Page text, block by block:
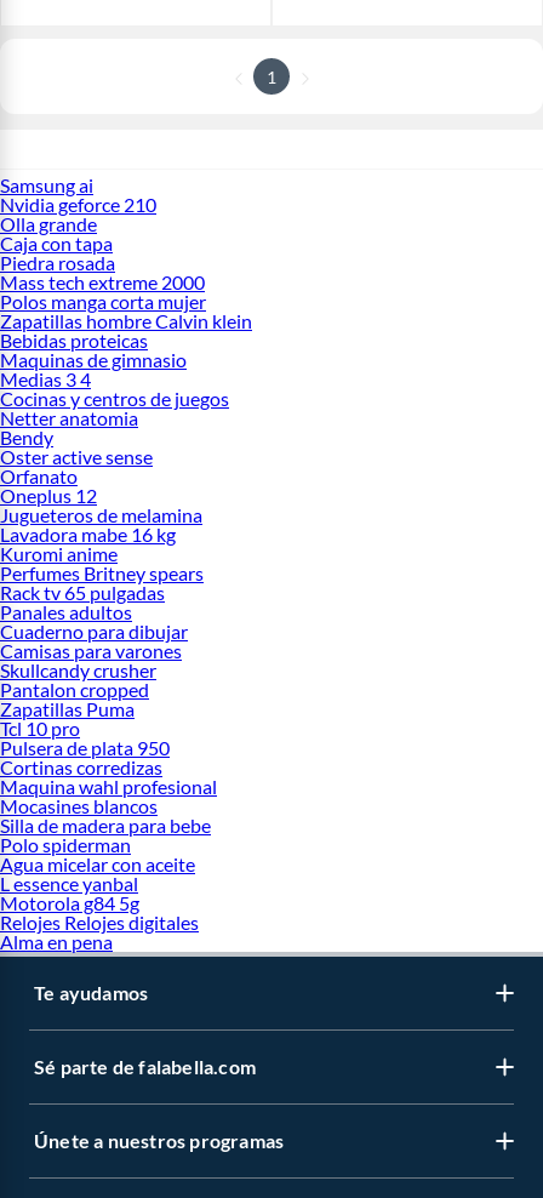
1
Samsung ai
Nvidia geforce 210
Olla grande
Caja con tapa
Piedra rosada
Mass tech extreme 2000
Polos manga corta mujer
Zapatillas hombre Calvin klein
Bebidas proteicas
Maquinas de gimnasio
Medias 3 4
Cocinas y centros de juegos
Netter anatomia
Bendy
Oster active sense
Orfanato
Oneplus 12
Jugueteros de melamina
Lavadora mabe 16 kg
Kuromi anime
Perfumes Britney spears
Rack tv 65 pulgadas
Panales adultos
Cuaderno para dibujar
Camisas para varones
Skullcandy crusher
Pantalon cropped
Zapatillas Puma
Tcl 10 pro
Pulsera de plata 950
Cortinas corredizas
Maquina wahl profesional
Mocasines blancos
Silla de madera para bebe
Polo spiderman
Agua micelar con aceite
L essence yanbal
Motorola g84 5g
Relojes Relojes digitales
Alma en pena
Te ayudamos
Sé parte de falabella.com
Únete a nuestros programas